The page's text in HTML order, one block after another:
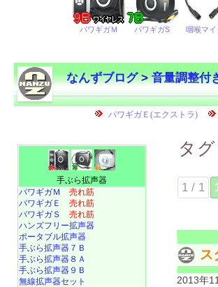
なんずブログ>音量調整付
タグ
1 / 1
ス
2013年
手ぶら拡声器
パワギガＭ 売れ筋
パワギガＥ 売れ筋
パワギガＳ 売れ筋
ハンズフリー拡声器
ポータブル拡声器
手ぶら拡声器７Ｂ
手ぶら拡声器８Ａ
手ぶら拡声器９Ｂ
無線拡声器セット